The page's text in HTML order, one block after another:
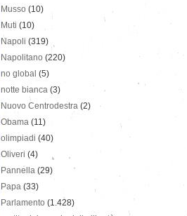
Musso (10)
Muti (10)
Napoli (319)
Napolitano (220)
no global (5)
notte bianca (3)
Nuovo Centrodestra (2)
Obama (11)
olimpiadi (40)
Oliveri (4)
Pannella (29)
Papa (33)
Parlamento (1.428)